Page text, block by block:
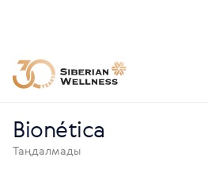
Bionética
Таңдалмады